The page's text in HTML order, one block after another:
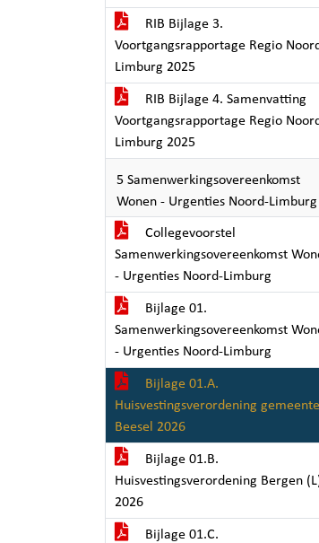
RIB Bijlage 3.
Voortgangsrapportage Regio
Limburg 2025
RIB Bijlage 4. Samenvatting
Voortgangsrapportage Regio
Limburg 2025
5 Samenwerkingsovereenkomst
Wonen - Urgenties Noord-Limburg
Collegevoorstel
Samenwerkingsovereenkomst
- Urgenties Noord-Limburg
Bijlage 01.
Samenwerkingsovereenkomst
- Urgenties Noord-Limburg
Bijlage 01.A.
Huisvestingsverordening gemeente
Beesel 2026
Bijlage 01.B.
Huisvestingsverordening Bergen
2026
Bijlage 01.C.